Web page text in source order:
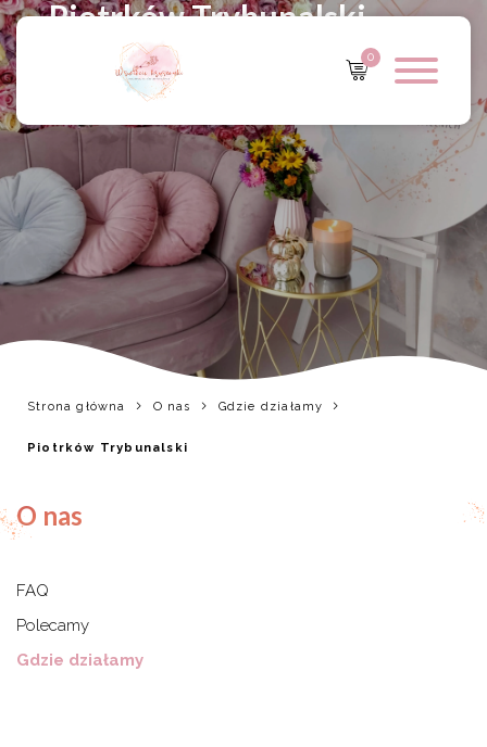
0
Piotrków Trybunalski
Strona główna O nas Gdzie działamy
Piotrków Trybunalski
O nas
FAQ
Polecamy
Gdzie działamy